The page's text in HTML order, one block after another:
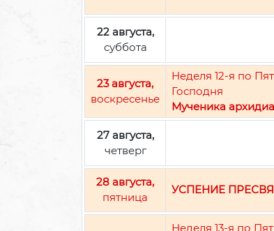
22 августа,
суббота
23 августа,
воскресенье
Неделя 12-я по
Господня
Мученика
27 августа,
четверг
28 августа,
пятница
УСПЕНИЕ
Неделя 13-я по